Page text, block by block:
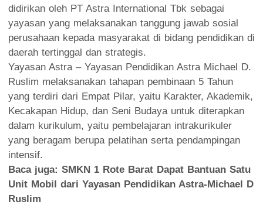
didirikan oleh PT Astra International Tbk sebagai
yayasan yang melaksanakan tanggung jawab sosial
perusahaan kepada masyarakat di bidang pendidikan di
daerah tertinggal dan strategis.
Yayasan Astra – Yayasan Pendidikan Astra Michael D.
Ruslim melaksanakan tahapan pembinaan 5 Tahun
yang terdiri dari Empat Pilar, yaitu Karakter, Akademik,
Kecakapan Hidup, dan Seni Budaya untuk diterapkan
dalam kurikulum, yaitu pembelajaran intrakurikuler
yang beragam berupa pelatihan serta pendampingan
intensif.
Baca juga: SMKN 1 Rote Barat Dapat Bantuan Satu
Unit Mobil dari Yayasan Pendidikan Astra-Michael D
Ruslim